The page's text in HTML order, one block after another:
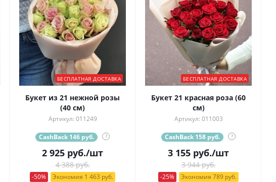
БЕСПЛАТНАЯ ДОСТАВКА
Букет из 21 нежной розы
(40 см)
Артикул: 011249
CashBack 146 руб. ?
2 925 руб./шт
4 388 руб.
-50% Экономия 1 463 руб.
БЕСПЛАТНАЯ ДОСТАВКА
Букет 21 красная роза (60
см)
Артикул: 011003
CashBack 158 руб. ?
3 155 руб./шт
3 944 руб.
-25% Экономия 789 руб.